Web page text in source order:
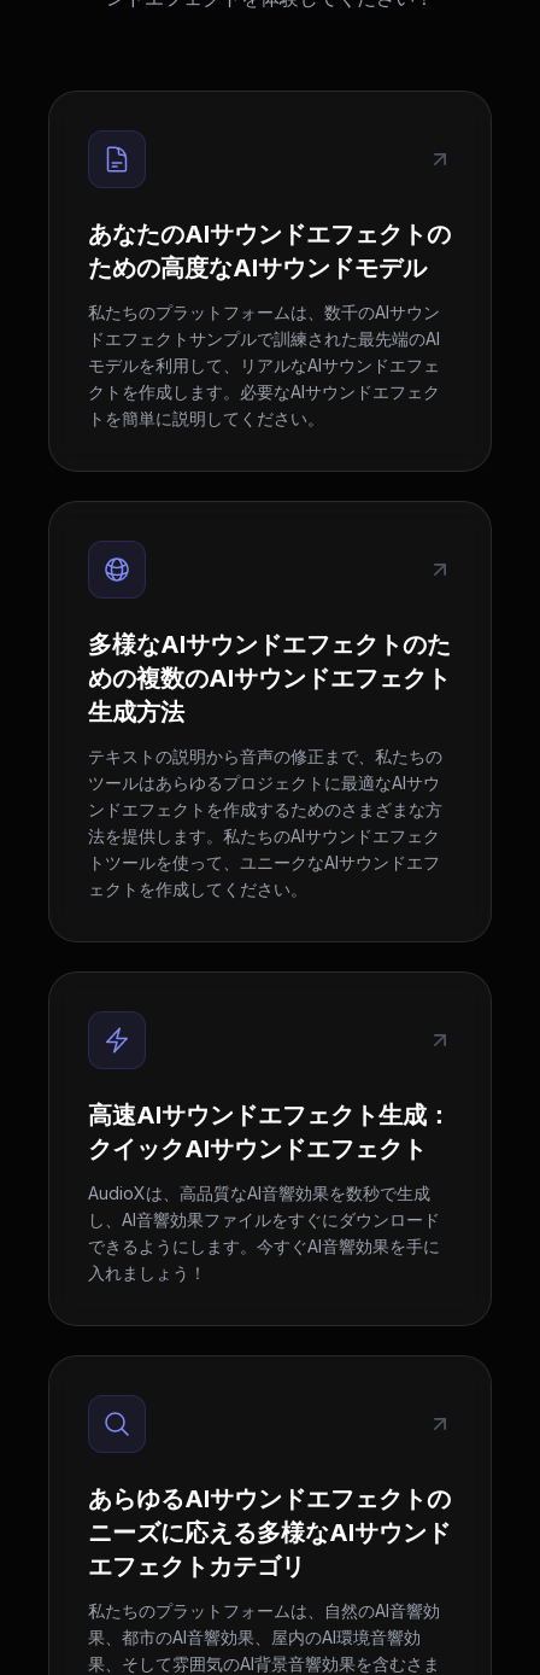
あなたのAIサウンドエフェクトの
ための高度なAIサウンドモデル
私たちのプラットフォームは、数千のAIサウン
ドエフェクトサンプルで訓練された最先端のAI
モデルを利用して、リアルなAIサウンドエフェ
クトを作成します。必要なAIサウンドエフェク
トを簡単に説明してください。
多様なAIサウンドエフェクトのた
めの複数のAIサウンドエフェクト
生成方法
テキストの説明から音声の修正まで、私たちの
ツールはあらゆるプロジェクトに最適なAIサウ
ンドエフェクトを作成するためのさまざまな方
法を提供します。私たちのAIサウンドエフェク
トツールを使って、ユニークなAIサウンドエフ
ェクトを作成してください。
高速AIサウンドエフェクト生成：
クイックAIサウンドエフェクト
AudioXは、高品質なAI音響効果を数秒で生成
し、AI音響効果ファイルをすぐにダウンロード
できるようにします。今すぐAI音響効果を手に
入れましょう！
あらゆるAIサウンドエフェクトの
ニーズに応える多様なAIサウンド
エフェクトカテゴリ
私たちのプラットフォームは、自然のAI音響効
果、都市のAI音響効果、屋内のAI環境音響効
果、そして雰囲気のAI背景音響効果を含むさま